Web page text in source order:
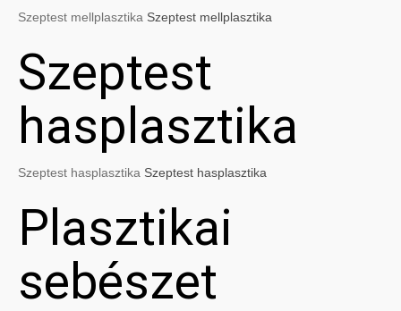
Szeptest mellplasztika Szeptest mellplasztika
Szeptest
hasplasztika
Szeptest hasplasztika Szeptest hasplasztika
Plasztikai
sebészet